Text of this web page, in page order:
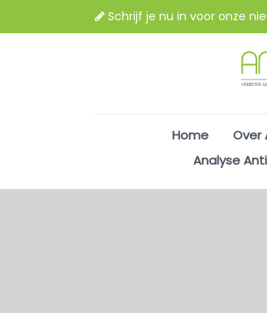
Schrijf je nu in voor onze
Home Over
Analyse